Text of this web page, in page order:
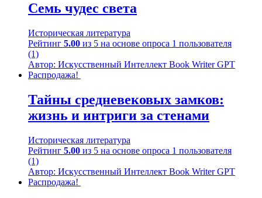
Семь чудес света
Историческая литература
Рейтинг 5.00 из 5 на основе опроса 1 пользователя
(1)
Автор: Искусственный Интеллект Book Writer GPT
Распродажа!
Тайны средневековых замков:
жизнь и интриги за стенами
Историческая литература
Рейтинг 5.00 из 5 на основе опроса 1 пользователя
(1)
Автор: Искусственный Интеллект Book Writer GPT
Распродажа!